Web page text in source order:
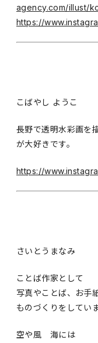
agency.com/illust/
https://
こばやし ようこ
長野で透明水彩画を
が大好きです。
https://
さいとうまなみ
ことば作家として
写真やことば、お手
ものづくりをしていま
空や風 海には